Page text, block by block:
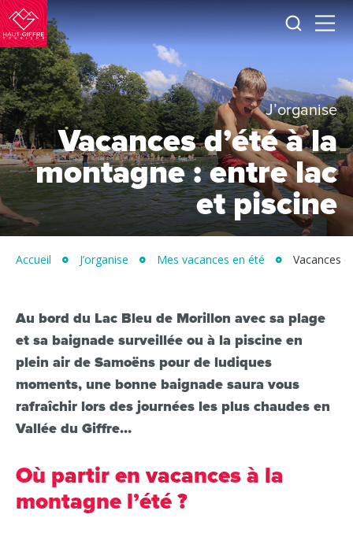
Haut-
Giffre
Tourisme
Je
Menu
J’organise
Vacances d’été à la
montagne : entre lac
et piscine
Accueil J’organise Mes vacances en été Vacances
Au bord du Lac Bleu de Morillon avec sa plage
et sa baignade surveillée ou à la piscine en
plein air de Samoëns pour de ludiques
moments, une bonne baignade saura vous
rafraîchir lors des journées les plus chaudes en
Vallée du Giffre…
Où partir en vacances à la
montagne l’été ?